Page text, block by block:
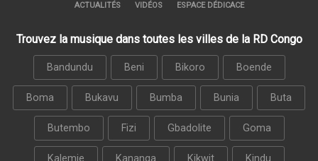
ACTUALITÉS VIDÉOS ESPACE DÉDICACE
Trouvez la musique dans toutes les villes de la RD Congo
Bandundu Beni Bikoro Boende
Boma Bukavu Bumba Bunia Buta
Butembo Fizi Gbadolite Goma